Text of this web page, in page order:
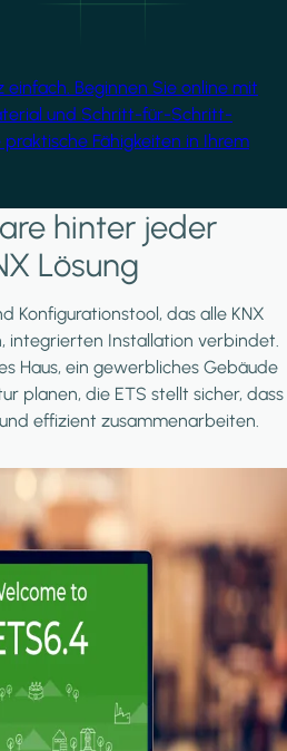
einfach. Beginnen Sie online mit
und Schritt-für-Schritt-
Fähigkeiten in Ihrem
hinter jeder
Lösung
Konfigurationstool, das alle KNX
integrierten Installation verbindet.
Haus, ein gewerbliches Gebäude
planen, die ETS stellt sicher, dass
effizient zusammenarbeiten.